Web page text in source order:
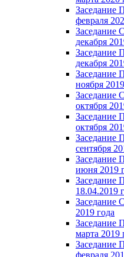
февраля
декабря
декабря
ноября
октября
октября
сентября
июня 2019
18.04.2019
Заседание
2019 года
Заседание
марта 2019
Заседание
февраля